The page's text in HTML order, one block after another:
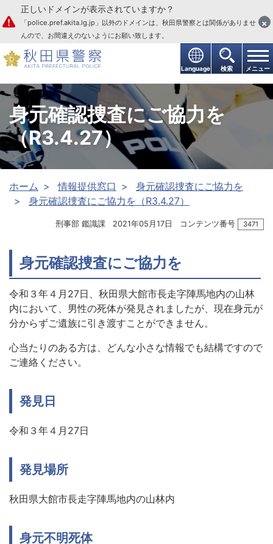
本文へ
Language 検索 メニュー
正しいドメインが表示されていますか？
「police.pref.akita.lg.jp」以外のドメインは、秋田県警察とは関係がありませ
んので、お間違えのないようにお願い致します。
×
身元確認捜査にご協力を
（R3.4.27）
ホーム 情報提供窓口
身元確認捜査にご協力を
身元確認捜査にご協力を（R3.4.27）
刑事部 鑑識課 2021年05月17日 コンテンツ番号 3471
身元確認捜査にご協力を
令和３年４月27日、秋田県大館市長走字陣馬地内の山林
内において、男性の死体が発見されましたが、現在身元が
分からずご遺族に引き渡すことができません。
心当たりのある方は、どんな小さな情報でも結構ですので
ご連絡ください。
発見日
令和３年４月27日
発見場所
秋田県大館市長走字陣馬地内の山林内
身元不明死体